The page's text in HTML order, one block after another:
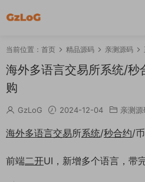
当前位置： 首页 精品源码 亲测源码
海外多语言交易所系统/秒
购
GzLoG 2024-12-04 亲测源
海外多语言交易所系统/秒合约/
前端二开UI，新增多个语言，带